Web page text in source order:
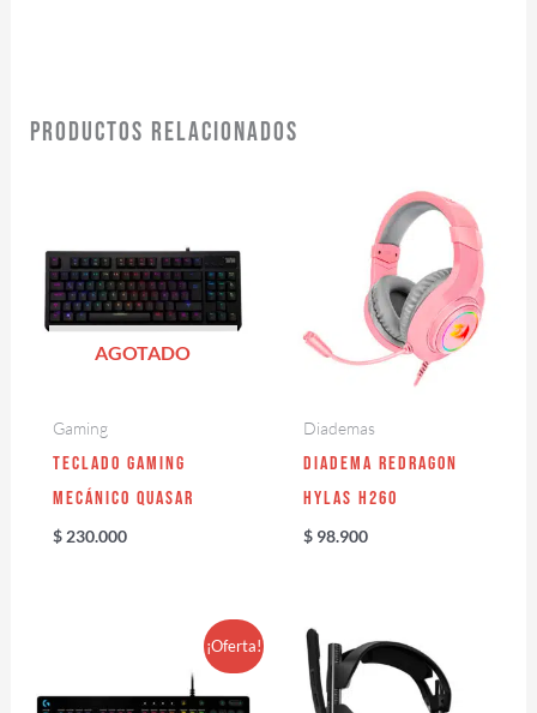
Productos relacionados
AGOTADO
Gaming
Teclado Gaming
Mecánico Quasar
$230.000
Diademas
Diadema Redragon
Hylas H260
$ 98.900
¡Oferta!
era:
El
precio
actual
es: